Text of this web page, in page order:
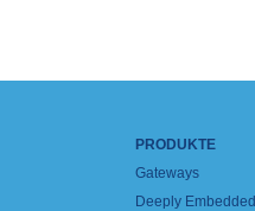
PRODUKTE
Gateways
Deeply Embedded